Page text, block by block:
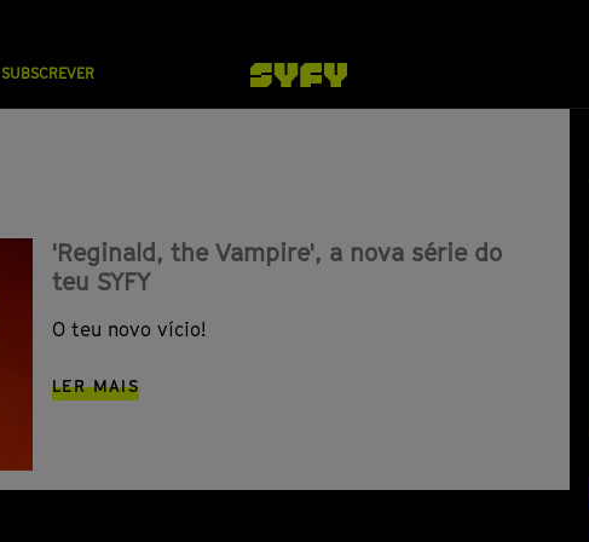
SUBSCREVER
'Reginald, the Vampire', a nova série do
teu SYFY
O teu novo vício!
LER MAIS